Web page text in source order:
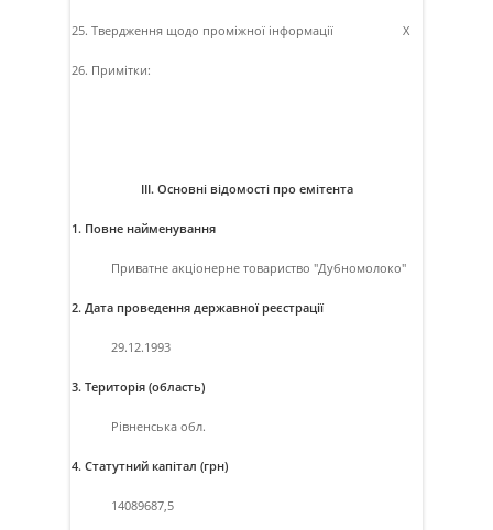
25. Твердження щодо проміжної інформації X
26. Примітки:
ІІІ. Основні відомості про емітента
1. Повне найменування
Приватне акцiонерне товариство "Дубномолоко"
2. Дата проведення державної реєстрації
29.12.1993
3. Територія (область)
Рівненська обл.
4. Статутний капітал (грн)
14089687,5